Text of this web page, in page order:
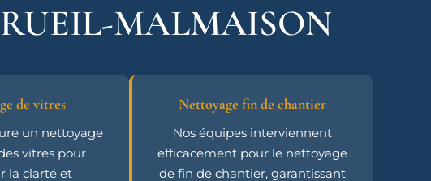
MALMAISON
de vitres
un nettoyage
vitres pour
la clarté et
Nettoyage fin de chantier
Nos équipes interviennent
efficacement pour le nettoyage
de fin de chantier, garantissant